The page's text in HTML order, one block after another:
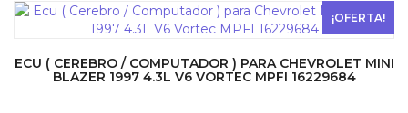
$ 500.
$ 390.
¡OFERTA!
ECU ( CEREBRO / COMPUTADOR ) PARA CHEVROLET MINI
BLAZER 1997 4.3L V6 VORTEC MPFI 16229684